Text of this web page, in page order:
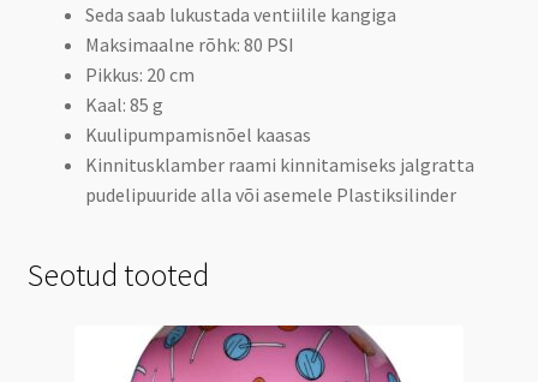
Seda saab lukustada ventiilile kangiga
Maksimaalne rõhk: 80 PSI
Pikkus: 20 cm
Kaal: 85 g
Kuulipumpamisnõel kaasas
Kinnitusklamber raami kinnitamiseks jalgratta
pudelipuuride alla või asemele Plastiksilinder
Seotud tooted